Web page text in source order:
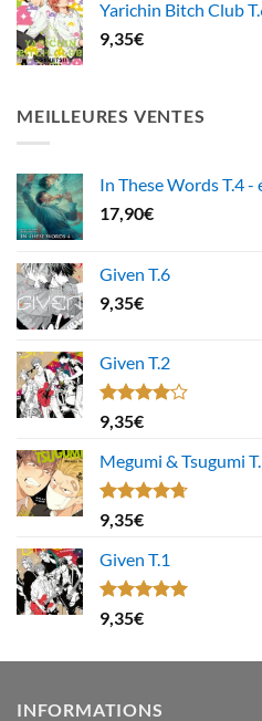
Yarichin Bitch Club
9,35€
MEILLEURES VENTES
In These Words T.4
17,90€
Given T.6
9,35€
Given T.2
Note
4.00
5
9,35€
Megumi & Tsugumi
Note4.67
sur 5
9,35€
Given T.1
Note5.00
sur 5
9,35€
INFORMATIONS